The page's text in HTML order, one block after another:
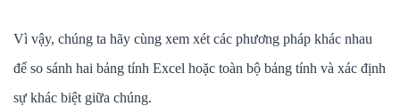
Vì vậy, chúng ta hãy cùng xem xét các phương pháp khác nhau
để so sánh hai bảng tính Excel hoặc toàn bộ bảng tính và xác định
sự khác biệt giữa chúng.